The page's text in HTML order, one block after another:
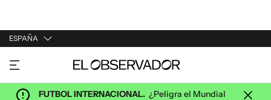
ESPAÑA
URUGUAY
ARGENTINA
FUTBOL INTERNACIONAL. ¿Peligra el Mundial